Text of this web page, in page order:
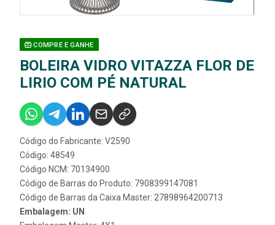
COMPRE E GANHE
BOLEIRA VIDRO VITAZZA FLOR DE
LIRIO COM PÉ NATURAL
Código do Fabricante: V2590
Código: 48549
Código NCM: 70134900
Código de Barras do Produto: 7908399147081
Código de Barras da Caixa Master: 27898964200713
Embalagem: UN